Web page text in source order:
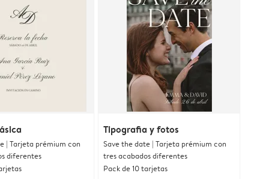
| Tarjeta prémium con
diferentes
Tipografia y fotos
Save the date | Tarjeta prémium con
tres acabados diferentes
Pack de 10 tarjetas